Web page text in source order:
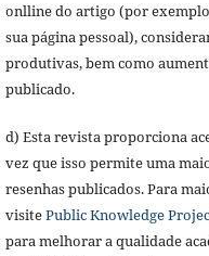
onlline do artigo (por
sua página pessoal),
produtivas, bem como
publicado.
d) Esta revista proporciona
vez que isso permite uma
resenhas publicados. Para
visitePublic Knowledge
para melhorar a qualidade